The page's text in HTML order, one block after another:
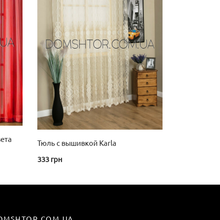
несколько
Опции
странице
Тюль с вышивкой Karla
333 грн